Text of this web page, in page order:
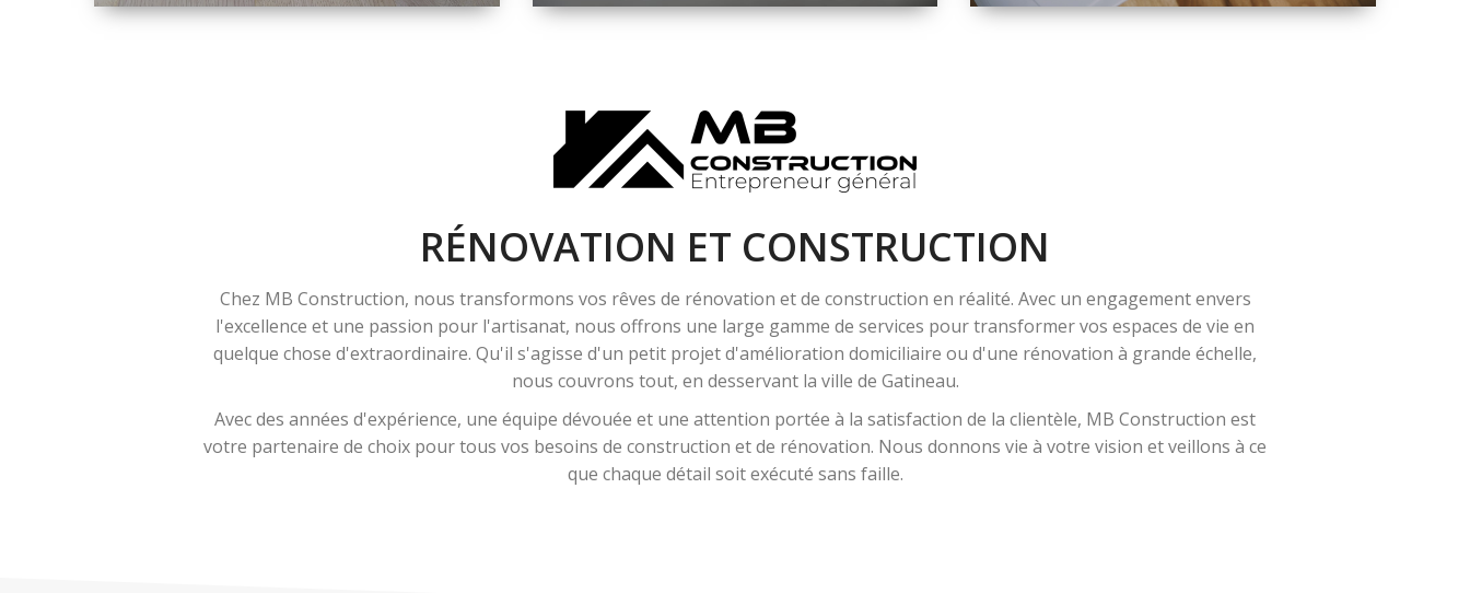
INTÉRIEURE ET
EXTÉRIEURE
RÉNOVATION ET CONSTRUCTION
Chez MB Construction, nous transformons vos rêves de rénovation et de construction en réalité. Avec un engagement envers
l'excellence et une passion pour l'artisanat, nous offrons une large gamme de services pour transformer vos espaces de vie en
quelque chose d'extraordinaire. Qu'il s'agisse d'un petit projet d'amélioration domiciliaire ou d'une rénovation à grande échelle,
nous couvrons tout, en desservant la ville de Gatineau.
Avec des années d'expérience, une équipe dévouée et une attention portée à la satisfaction de la clientèle, MB Construction est
votre partenaire de choix pour tous vos besoins de construction et de rénovation. Nous donnons vie à votre vision et veillons à ce
que chaque détail soit exécuté sans faille.